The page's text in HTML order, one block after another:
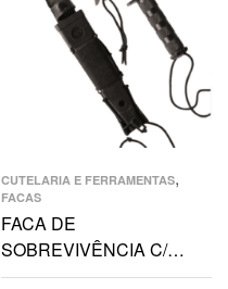
CUTELARIA E FERRAMENTAS,
FACAS
FACA DE
SOBREVIVÊNCIA C/
FUNDA-BK